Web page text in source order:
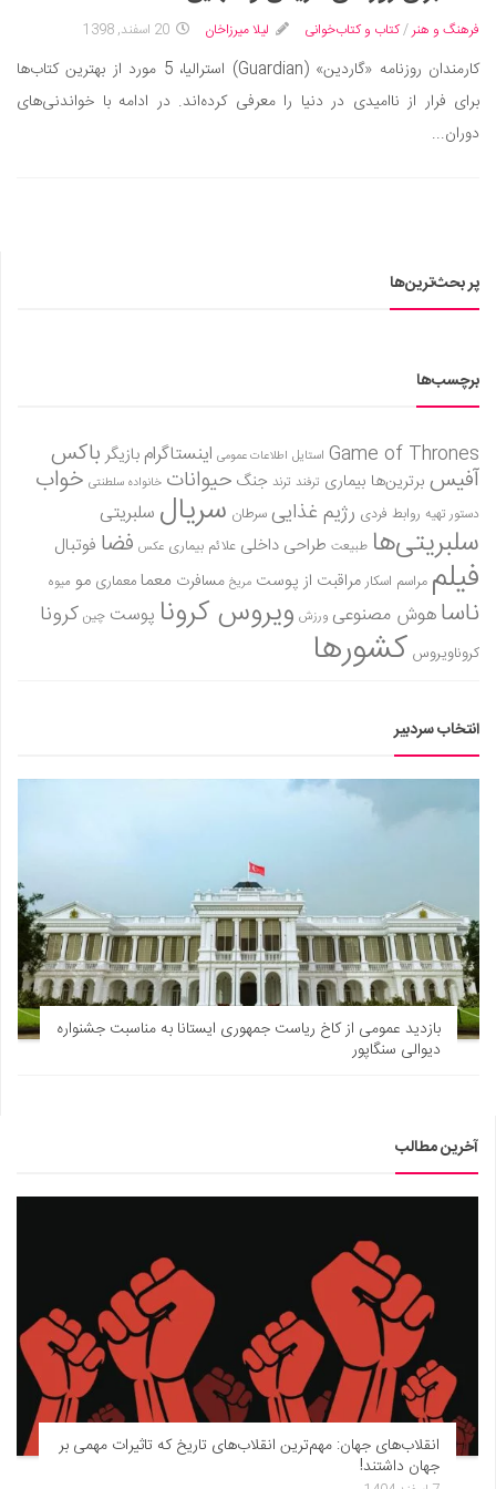
تلویزیون
موسیقی
چهره‌ها
عکاسی و هنرهای تجسمی
علمی
نجوم و هوا فضا
زمین و محیط زیست
خودرو
سرگرمی
دانستنی‌ها
بازی
طنز
فرهنگ و هنر/کتاب و کتاب‌خوانی لیلا میرزاخان 20 اسفند, 1398
کارمندان روزنامه «گاردین» (Guardian) استرالیا، 5 مورد از بهترین کتاب‌ها
برای فرار از ناامیدی در دنیا را معرفی کرده‌اند. در ادامه با خواندنی‌های
دوران...
پر بحث‌ترین‌ها
برچسب‌ها
Game of Thrones استایل اطلاعات عمومی اینستاگرام بازیگر باکس
آفیس برترین‌ها بیماری ترفند ترند جنگ حیوانات خانواده سلطنتی خواب
دستور تهیه روابط فردی رژیم غذاییسرطان سریال سلبریتی
سلبریتی‌ها طبیعت طراحی داخلی علائم بیماری عکس فضا فوتبال
فیلم مراسم اسکارمراقبت از پوست مریخ مسافرت معمامعماری مو میوه
ناساهوش مصنوعی ورزش ویروس کرونا پوست چین کرونا
کروناویروس کشورها
انتخاب سردبیر
بازدید عمومی از کاخ ریاست جمهوری ایستانا به مناسبت جشنواره
دیوالی سنگاپور
آخرین مطالب
انقلاب‌های جهان: مهم‌ترین انقلاب‌های تاریخ که تاثیرات مهمی بر
جهان داشتند!